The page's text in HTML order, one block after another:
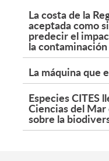
La costa de la
aceptada como
predecir el
la
La máquina que
Especies CITES
Ciencias del Mar
sobre la